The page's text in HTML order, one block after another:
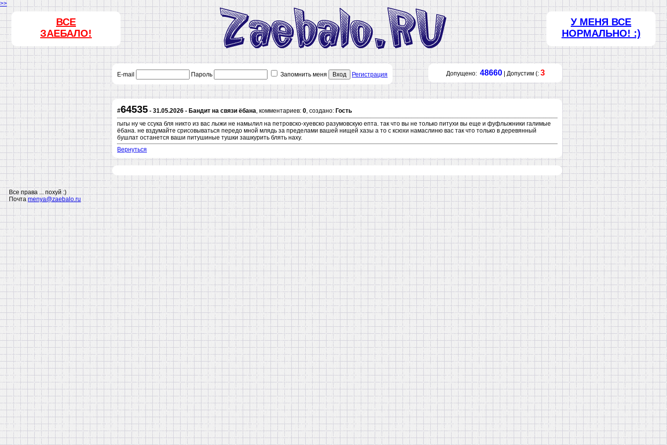
>>
ВСЕ
ЗАЕБАЛО!
У МЕНЯ ВСЕ
НОРМАЛЬНО! :)
E-mail Пароль Запомнить меня Вход Регистрация Допущено: 48660| Допустим (: 3
#64535 - 31.05.2026 - Бандит на связи ёбана, комментариев: 0, создано: Гость
гыгы ну че ссука бля никто из вас лыжи не намылил на петровско-хуевско разумовскую епта. так что вы не только питухи вы еще и фуфлыжники галимые
ёбана. не вздумайте срисовываться передо мной млядь за пределами вашей нищей хазы а то с ксюхи намаслиню вас так что только в деревянный
бушлат останется ваши питушиные тушки зашкурить блять наху.
Вернуться
Все права ... похуй :)
Почта menya@zaebalo.ru